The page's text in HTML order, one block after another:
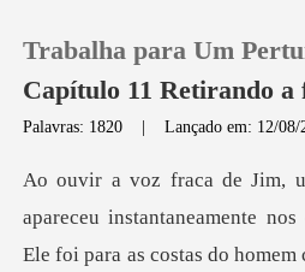
Loja
Trabalha para Um
Capítulo 11 Retirando
Palavras: 1820 |Lançado em: 12/08/
nos
Ele foi para as costas do